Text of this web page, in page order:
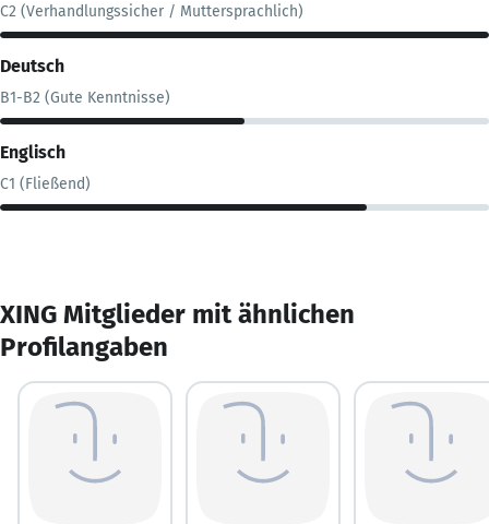
C2 (Verhandlungssicher / Muttersprachlich)
Deutsch
B1-B2 (Gute Kenntnisse)
Englisch
C1 (Fließend)
XING Mitglieder mit ähnlichen
Profilangaben